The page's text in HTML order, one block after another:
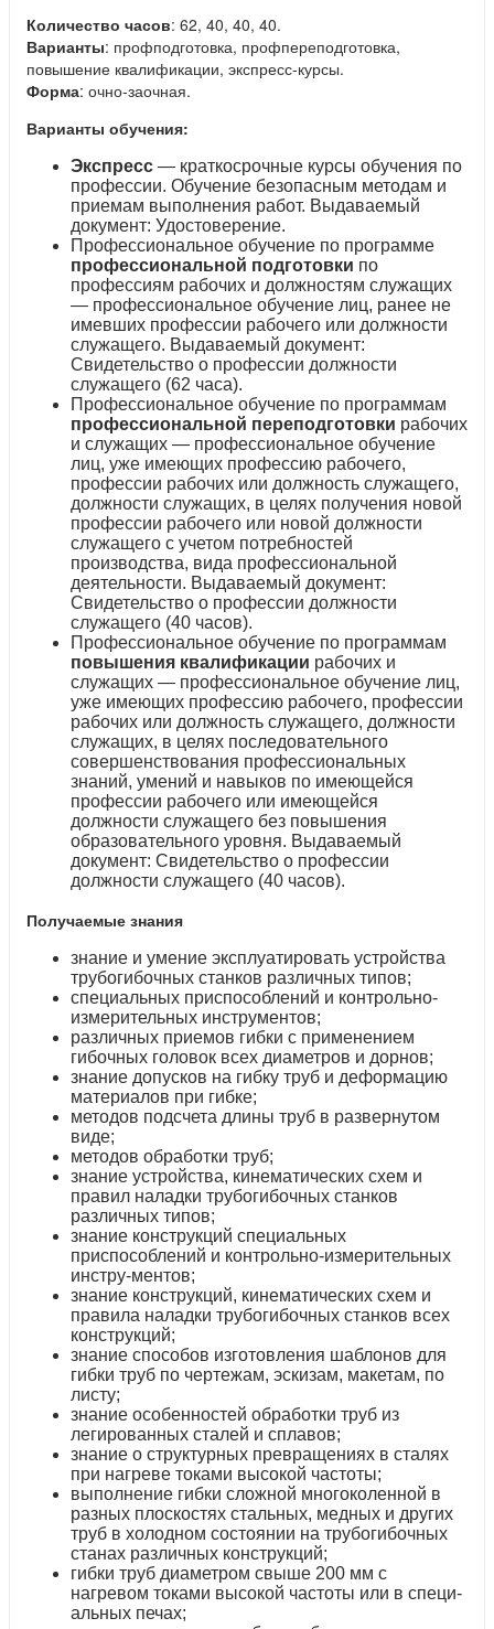
Количество часов: 62, 40, 40, 40.
Варианты: профподготовка, профпереподготовка,
повышение квалификации, экспресс-курсы.
Форма: очно-заочная.
Варианты обучения:
Экспресс — краткосрочные курсы обучения по
профессии. Обучение безопасным методам и
приемам выполнения работ. Выдаваемый
документ: Удостоверение.
Профессиональное обучение по программе
профессиональной подготовки по
профессиям рабочих и должностям служащих
— профессиональное обучение лиц, ранее не
имевших профессии рабочего или должности
служащего. Выдаваемый документ:
Свидетельство о профессии должности
служащего (62 часа).
Профессиональное обучение по программам
профессиональной переподготовки рабочих
и служащих — профессиональное обучение
лиц, уже имеющих профессию рабочего,
профессии рабочих или должность служащего,
должности служащих, в целях получения новой
профессии рабочего или новой должности
служащего с учетом потребностей
производства, вида профессиональной
деятельности. Выдаваемый документ:
Свидетельство о профессии должности
служащего (40 часов).
Профессиональное обучение по программам
повышения квалификации рабочих и
служащих — профессиональное обучение лиц,
уже имеющих профессию рабочего, профессии
рабочих или должность служащего, должности
служащих, в целях последовательного
совершенствования профессиональных
знаний, умений и навыков по имеющейся
профессии рабочего или имеющейся
должности служащего без повышения
образовательного уровня. Выдаваемый
документ: Свидетельство о профессии
должности служащего (40 часов).
Получаемые знания
знание и умение эксплуатировать устройства
трубогибочных станков различных типов;
специальных приспособлений и контрольно-
измерительных инструментов;
различных приемов гибки с применением
гибочных головок всех диаметров и дорнов;
знание допусков на гибку труб и деформацию
материалов при гибке;
методов подсчета длины труб в развернутом
виде;
методов обработки труб;
знание устройства, кинематических схем и
правил наладки трубогибочных станков
различных типов;
знание конструкций специальных
приспособлений и контрольно-измерительных
инстру-ментов;
знание конструкций, кинематических схем и
правила наладки трубогибочных станков всех
конструкций;
знание способов изготовления шаблонов для
гибки труб по чертежам, эскизам, макетам, по
листу;
знание особенностей обработки труб из
легированных сталей и сплавов;
знание о структурных превращениях в сталях
при нагреве токами высокой частоты;
выполнение гибки сложной многоколенной в
разных плоскостях стальных, медных и других
труб в холодном состоянии на трубогибочных
станах различных конструкций;
гибки труб диаметром свыше 200 мм с
нагревом токами высокой частоты или в специ-
альных печах;